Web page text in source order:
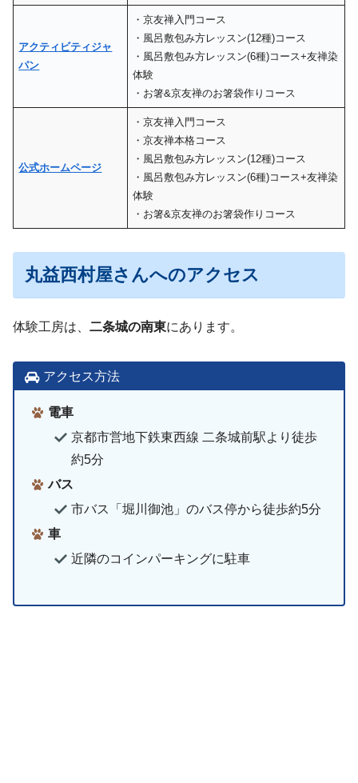
アクティビティジャ
パン
・京友禅入門コース
・風呂敷包み方レッスン(12種)コース
・風呂敷包み方レッスン(6種)コース+友禅染
体験
・お箸&京友禅のお箸袋作りコース
公式ホームページ
・京友禅入門コース
・京友禅本格コース
・風呂敷包み方レッスン(12種)コース
・風呂敷包み方レッスン(6種)コース+友禅染
体験
・お箸&京友禅のお箸袋作りコース
丸益西村屋さんへのアクセス
体験工房は、 二条城の南東にあります。
アクセス方法
電車
京都市営地下鉄東西線 二条城前駅より徒歩
約5分
バス
市バス「堀川御池」のバス停から徒歩約5分
車
近隣のコインパーキングに駐車